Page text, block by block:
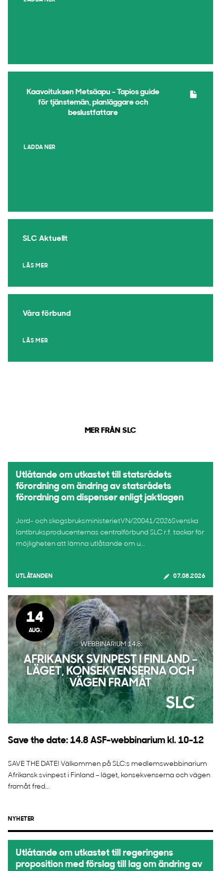
Kaavoituksen Metsäapu - Tapios guide
för tjänstemän, planläggare och
beslustfattare
LADDA NER
SLC Aktuellt
LÄS MER
Våra förbund
LÄS MER
MER FRÅN SLC
Utlåtande om utkastet till statsrådets
förordning om ändring av statsrådets
förordning om dispenser enligt jaktlagen
Jord- och skogsbruksministerietVN/20041/2026Svenska
lantbruksproducenternas centralförbund SLC r.f. tackar för
möjligheten att lämna utlåtande om u...
UTLÅTANDEN 07.08.2026
14
AUG.
Save the date: 14.8 ASF-webbinarium kl. 10-12
SAVE THE DATE! Välkommen på SLC:s medlemswebbinarium
Afrikansk svinpest i Finland – läget, konsekvenserna och vägen
framåt fred...
NYHETER
Utlåtande om utkastet till regeringens
proposition med förslag till lag om ändring av